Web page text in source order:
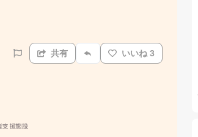
共有 いいね 3
支援施設